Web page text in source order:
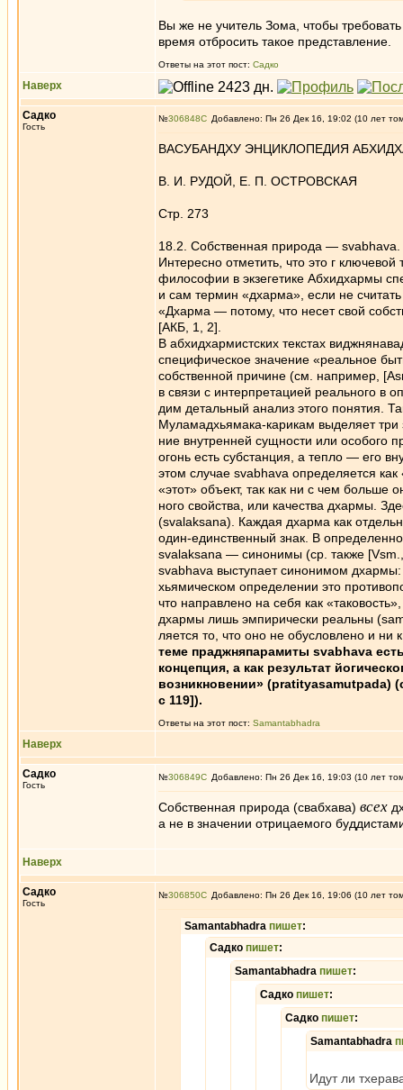
Вы же не учитель Зома, чтобы
время отбросить такое представление.
Ответы на этот пост: Садко
Наверх
Садко
Гость
№306848 Добавлено: Пн 26 Дек 16, 19:02 (10 лет
ВАСУБАНДХУ ЭНЦИКЛОПЕДИЯ
В. И. РУДОЙ, Е. П. ОСТРОВСКАЯ
Стр. 273
18.2. Собственная природа — svabhava.
Интересно отметить, что это г
философии в экзегетике Абхидхармы
и сам термин «дхарма», если не
«Дхарма — потому, что несет свой
[АКБ, 1, 2].
В абхидхармистских текстах
специфическое значение «реальное
собственной причине (см. например,
в связи с интерпретацией реального в
дим детальный анализ этого понятия.
Муламадхьямака-карикам выделяет
ние внутренней сущности или особого
огонь есть субстанция, а тепло — его
этом случае svabhava определяется
«этот» объект, так как ни с чем больше
ного свойства, или качества дхармы.
(svalaksana). Каждая дхарма как
один-единственный знак. В
svalaksana — синонимы (ср. также
svabhava выступает синонимом
хьямическом определении это
что направлено на себя как
дхармы лишь эмпирически реальны
ляется то, что оно не обусловлено и ни
теме праджняпарамиты svabhava
концепция, а как результат
возникновении» (pratityasamutpada)
с 119]).
Ответы на этот пост: Samantabhadra
Наверх
Садко
Гость
№306849 Добавлено: Пн 26 Дек 16, 19:03 (10 лет
Собственная природа (свабхава) всех
а не в значении отрицаемого
Наверх
Садко
Гость
№306850 Добавлено: Пн 26 Дек 16, 19:06 (10 лет
Samantabhadra пишет:
Садко пишет:
Samantabhadra пишет:
Садко пишет:
Садко пишет:
Samantabhadra
Идут ли